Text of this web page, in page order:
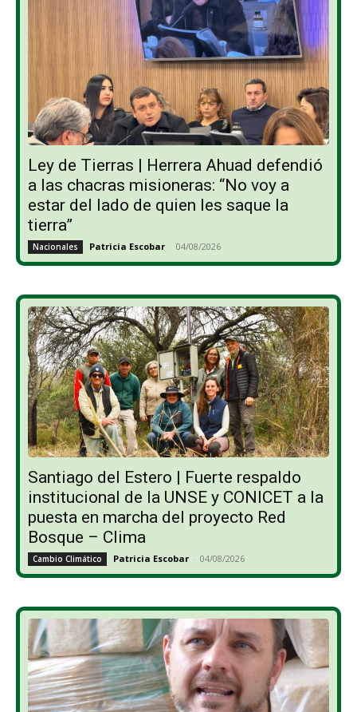
Ley de Tierras | Herrera Ahuad defendió
a las chacras misioneras: “No voy a
estar del lado de quien les saque la
tierra”
Nacionales Patricia Escobar - 04/08/2026
Santiago del Estero | Fuerte respaldo
institucional de la UNSE y CONICET a la
puesta en marcha del proyecto Red
Bosque – Clima
Cambio Climático Patricia Escobar - 04/08/2026